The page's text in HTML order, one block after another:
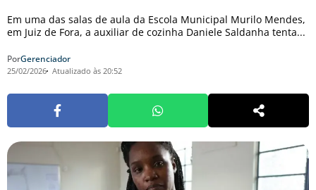
Em uma das salas de aula da Escola Municipal Murilo Mendes,
em Juiz de Fora, a auxiliar de cozinha Daniele Saldanha tenta...
PorGerenciador
25/02/2026 Atualizado às 20:52